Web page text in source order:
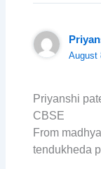
August
Priyanshi
CBSE
From
tendukheda